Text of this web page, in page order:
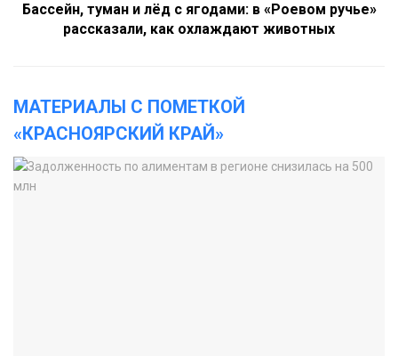
Бассейн, туман и лёд с ягодами: в «Роевом ручье»
рассказали, как охлаждают животных
МАТЕРИАЛЫ С ПОМЕТКОЙ
«КРАСНОЯРСКИЙ КРАЙ»